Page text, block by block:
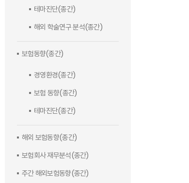
테마진단(종간)
해외 학술연구 분석(종간)
보험동향(종간)
경영환경(종간)
보험 동향(종간)
테마진단(종간)
해외 보험동향(종간)
보험회사 재무분석(종간)
주간 해외보험동향(종간)